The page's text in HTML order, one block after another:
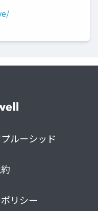
ルーシッド
リシー